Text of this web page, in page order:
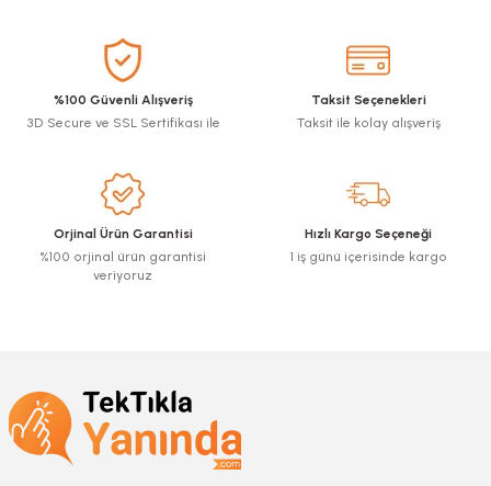
Görüş ve önerileriniz için teşekkür ederiz.
Ürün resmi kalitesiz, bozuk veya görüntülenemiyor.
Ürün bilgilerinde hatalar bulunuyor.
Ürün fiyatı diğer sitelerden daha pahalı.
Bu ürüne benzer farklı alternatifler olmalı.
%100 Güvenli Alışveriş
3D Secure ve SSL Sertifikası ile
Taksit Seçenekleri
Taksit ile kolay alışveriş
Orjinal Ürün Garantisi
%100 orjinal ürün garantisi
veriyoruz
Hızlı Kargo Seçeneği
1 iş günü içerisinde kargo